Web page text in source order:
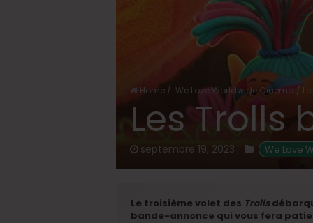
Home / We Love Worldwide Cinema /
Les Trolls
septembre 19, 2023 We Love
Le troisième volet des Trolls
bande-annonce qui vous fera